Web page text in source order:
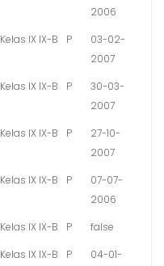
2006
Kelas IX IX-B P
03-02-
2007
Kelas IX IX-B P
30-03-
2007
Kelas IX IX-B P
27-10-
2007
Kelas IX IX-B P
07-07-
2006
Kelas IX IX-B P
false
Kelas IX IX-B P
04-01-